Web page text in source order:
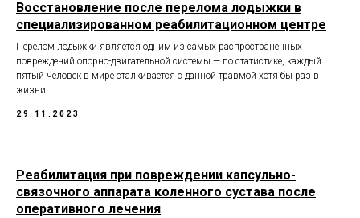
Восстановление после перелома лодыжки в
специализированном реабилитационном центре
Перелом лодыжки является одним из самых распространенных
повреждений опорно-двигательной системы — по статистике, каждый
пятый человек в мире сталкивается с данной травмой хотя бы раз в
жизни.
29.11.2023
Реабилитация при повреждении капсульно-
связочного аппарата коленного сустава после
оперативного лечения